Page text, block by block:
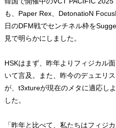
も、Paper Rex、DetonatioN
日のDFM戦でセンチネル枠を
見で明らかにしました。
HSKはまず、昨年よりフィジカル
いて言及。また、昨今のデュエリ
が、t3xtureが現在のメタに適応し
した。
「昨年と比べて、私たちはフィジ